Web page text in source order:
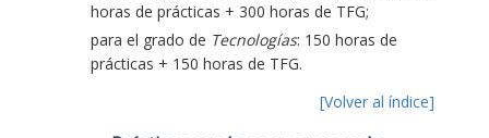
horas de prácticas + 300 horas de TFG;
para el grado de Tecnologías: 150 horas de
prácticas + 150 horas de TFG.
[Volver al índice]